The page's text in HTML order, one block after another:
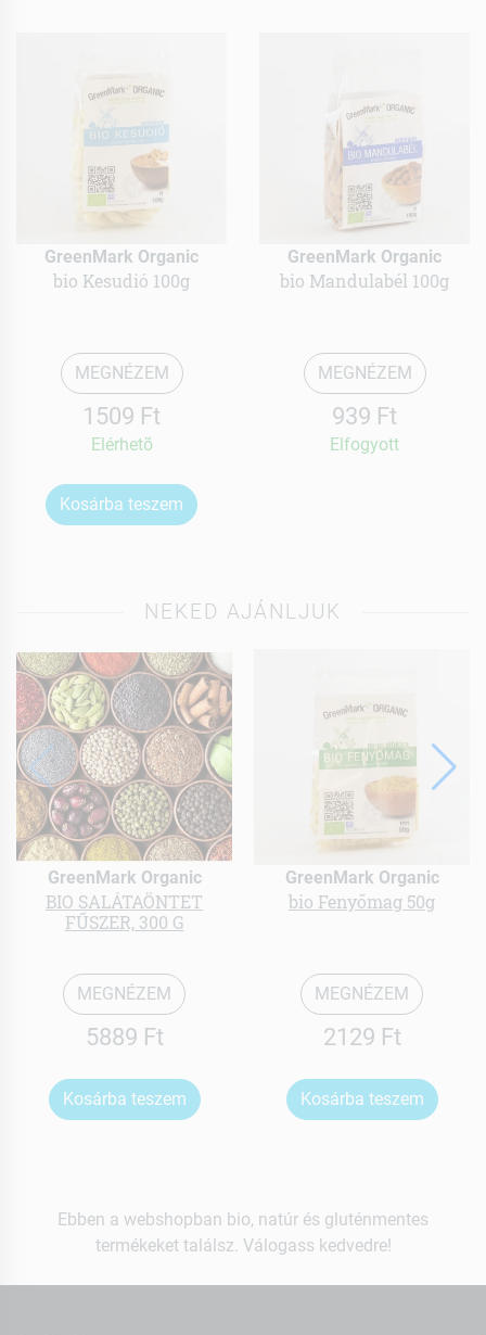
GreenMark Organic
bio Kesudió 100g
MEGNÉZEM
1509 Ft
Elérhetõ
Kosárba teszem
GreenMark Organic
bio Mandulabél 100g
MEGNÉZEM
939 Ft
Elfogyott
NEKED AJÁNLJUK
GreenMark Organic
BIO SALÁTAÖNTET
FŰSZER, 300 G
MEGNÉZEM
5889 Ft
Kosárba teszem
GreenMark Organic
bio Fenyőmag 50g
MEGNÉZEM
2129 Ft
Kosárba teszem
Ebben a webshopban bio, natúr és gluténmentes
termékeket találsz. Válogass kedvedre!